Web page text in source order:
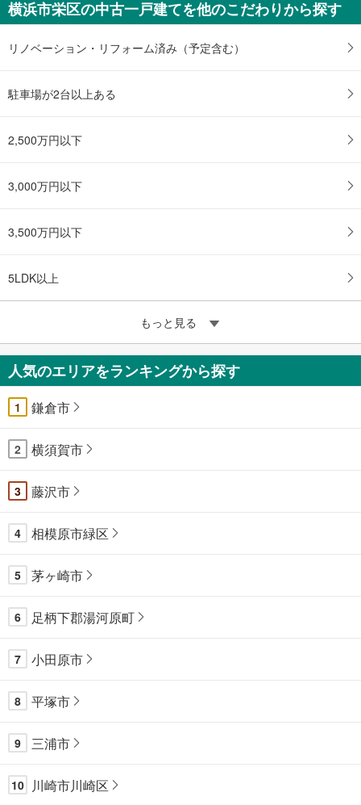
横浜市栄区の中古一戸建てを他のこだわりから探す
リノベーション・リフォーム済み（予定含む）
駐車場が2台以上ある
2,500万円以下
3,000万円以下
3,500万円以下
5LDK以上
もっと見る
人気のエリアをランキングから探す
1 鎌倉市
2 横須賀市
3 藤沢市
4 相模原市緑区
5 茅ヶ崎市
6 足柄下郡湯河原町
7 小田原市
8 平塚市
9 三浦市
10 川崎市川崎区